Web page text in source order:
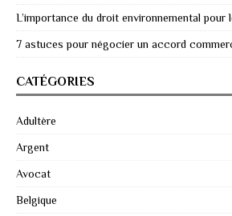
L’importance du droit environnemental pour
7 astuces pour négocier un accord
CATÉGORIES
Adultère
Argent
Avocat
Belgique